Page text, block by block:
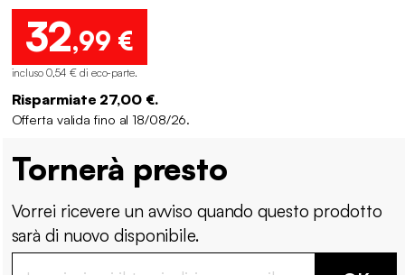
32,99 €
incluso 0,54 € di eco-parte.
Risparmiate 27,00 €.
Offerta valida fino al 18/08/26.
Tornerà presto
Vorrei ricevere un avviso quando questo prodotto
sarà di nuovo disponibile.